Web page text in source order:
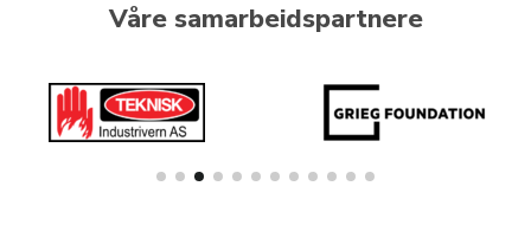
Våre samarbeidspartnere